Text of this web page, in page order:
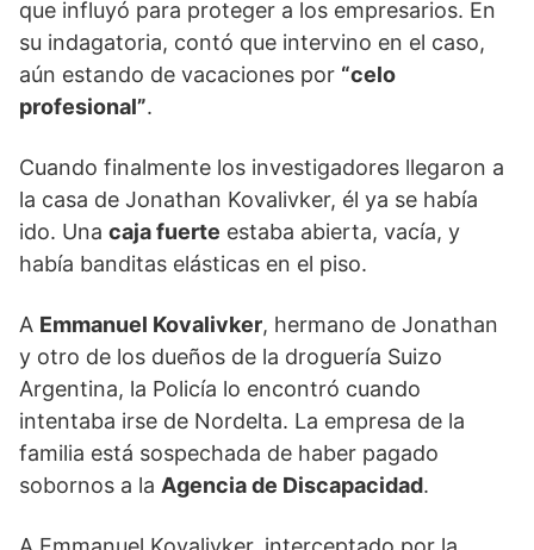
que influyó para proteger a los empresarios. En
su indagatoria, contó que intervino en el caso,
aún estando de vacaciones por “celo
profesional”.
Cuando finalmente los investigadores llegaron a
la casa de Jonathan Kovalivker, él ya se había
ido. Una caja fuerte estaba abierta, vacía, y
había banditas elásticas en el piso.
A Emmanuel Kovalivker, hermano de Jonathan
y otro de los dueños de la droguería Suizo
Argentina, la Policía lo encontró cuando
intentaba irse de Nordelta. La empresa de la
familia está sospechada de haber pagado
sobornos a la Agencia de Discapacidad.